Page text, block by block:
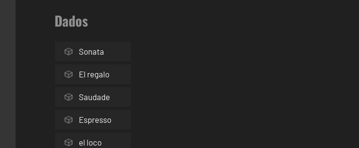
Dados
Sonata
El regalo
Saudade
Espresso
el loco